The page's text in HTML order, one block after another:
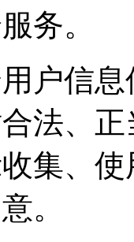
务。
用户信
法、
集、
。